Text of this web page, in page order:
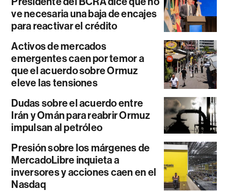
ve necesaria una baja de encajes
para reactivar el crédito
Activos de mercados
emergentes caen por temor a
que el acuerdo sobre Ormuz
eleve las tensiones
Dudas sobre el acuerdo entre
Irán y Omán para reabrir Ormuz
impulsan al petróleo
Presión sobre los márgenes de
MercadoLibre inquieta a
inversores y acciones caen en el
Nasdaq